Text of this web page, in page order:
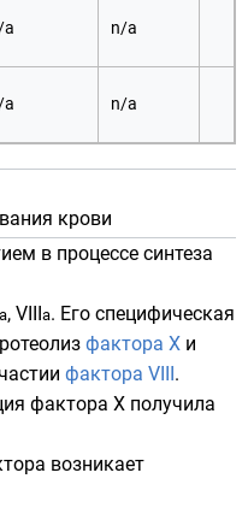
a n/a
a n/a
крови
в процессе синтеза
a, VIIIa. Его специфическая
фактора X и
фактора VIII.
фактора X получила
возникает